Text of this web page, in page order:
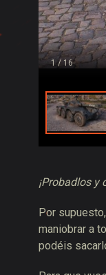
1/ 16
¡Probadlos y
Por
maniobrar a
podéis